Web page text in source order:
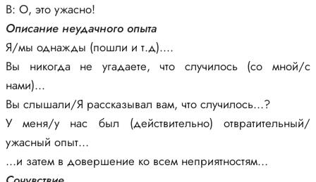
B: О, это ужасно!
Описание неудачного опыта
Я/мы однажды (пошли и т.д)....
Вы никогда не угадаете, что случилось (со мной/с
нами)...
Вы слышали/Я рассказывал вам, что случилось…?
У меня/у нас был (действительно) отвратительный/
ужасный опыт…
...и затем в довершение ко всем неприятностям…